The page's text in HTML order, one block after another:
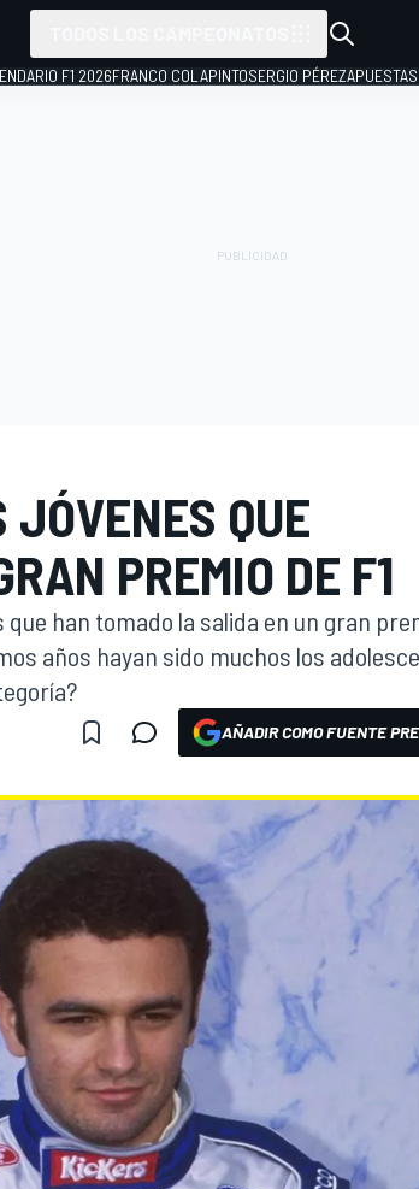
F1 2026FRANCO COLAPINTOSERGIO PÉREZAPUESTAS
JÓVENES QUE
PREMIO DE F1
han tomado la salida en un gran
años hayan sido muchos los
AÑADIR COMO FUENTE